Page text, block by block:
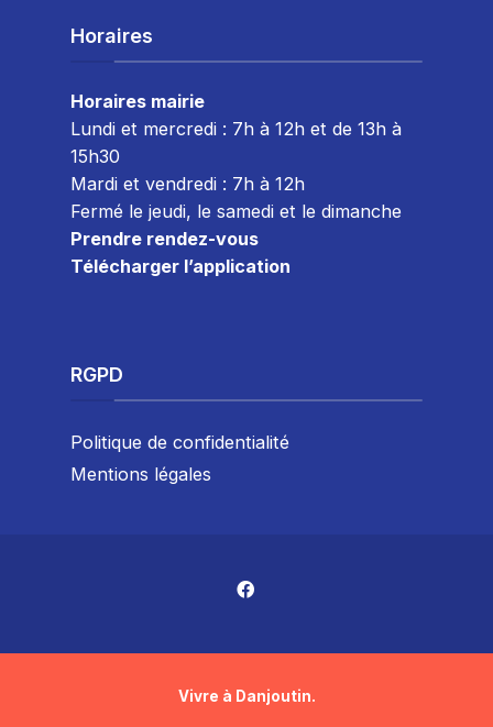
Horaires
Horaires mairie
Lundi et mercredi : 7h à 12h et de 13h à
15h30
Mardi et vendredi : 7h à 12h
Fermé le jeudi, le samedi et le dimanche
Prendre rendez-vous
Télécharger l’application
RGPD
Politique de confidentialité
Mentions légales
Vivre à Danjoutin.